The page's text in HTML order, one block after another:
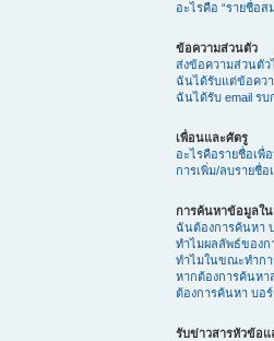
อะไรคือ “รายชื่อส
ข้อความส่วนตัว
ส่งข้อความส่วนตัว
ฉันได้รับแต่ข้อคว
ฉันได้รับ email ร
เพื่อนและศัตรู
อะไรคือรายชื่อเ
การเพิ่ม/ลบรายชื่
การค้นหาข้อมูลใ
ฉันต้องการค้นหา
ทำไมผลลัพธ์ของก
ทำไมในขณะทำกา
หากต้องการค้นหา
ต้องการค้นหา บอ
รับข่าวสารหัวข้อแ